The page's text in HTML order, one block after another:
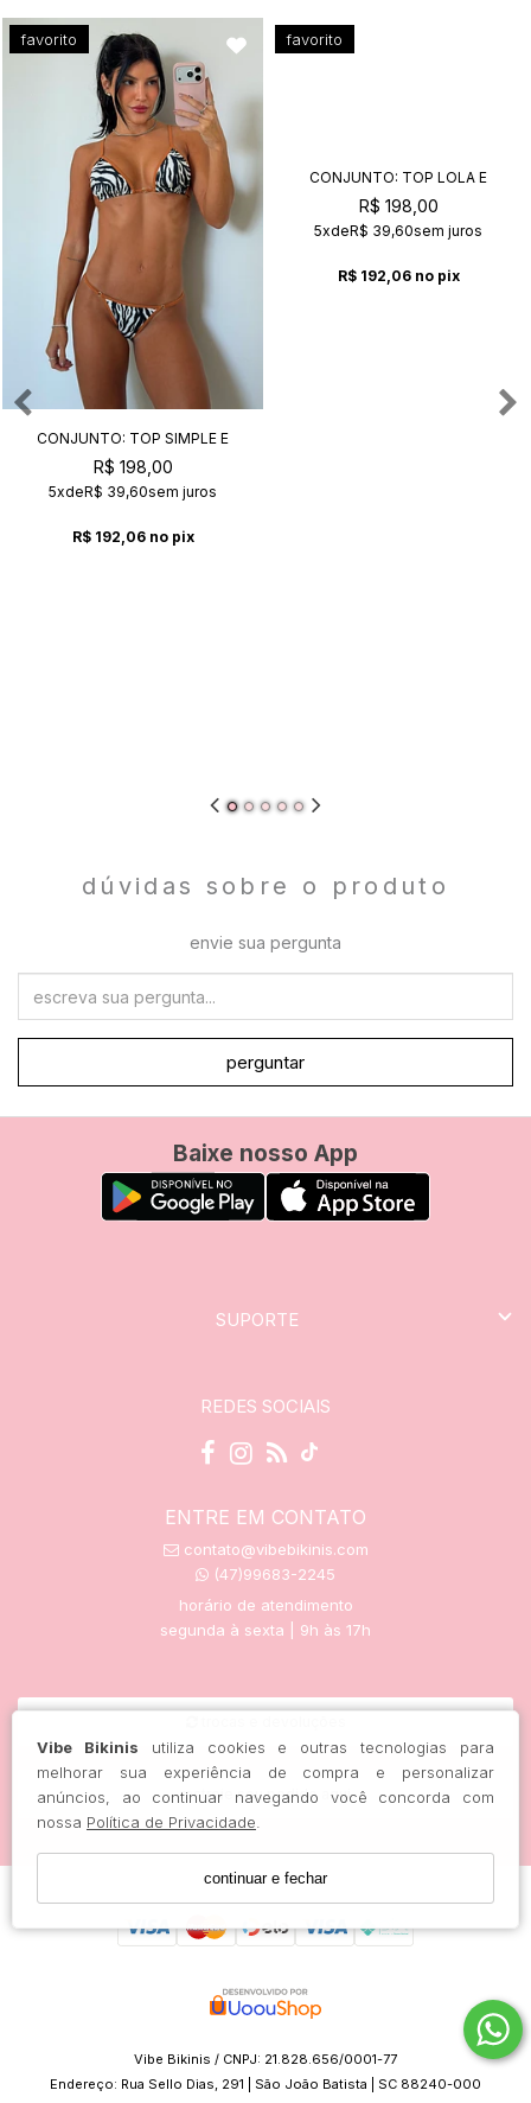
Vibe Bikinis utiliza cookies e outras tecnologias para
melhorar sua experiência de compra e personalizar
anúncios, ao continuar navegando você concorda com
nossa Política de Privacidade
continuar e fechar
favorito
CONJUNTO: TOP SIMPLE E
CALCINHA SUZY SAFARI
R$ 198,00
5xdeR$ 39,60sem juros
R$ 192,06 no pix
favorito
CONJUNTO: TOP LOLA E
CALCINHA KIM VANILLA+CAFÉ
R$ 198,00
5xdeR$ 39,60sem juros
R$ 192,06 no pix
dúvidas sobre o produto
envie sua pergunta
perguntar
Baixe nosso App
SUPORTE
REDES SOCIAIS
ENTRE EM CONTATO
contato@vibebikinis.com
(47)99683-2245
horário de atendimento
segunda à sexta | 9h às 17h
rastreie seu pedido aqui
Vibe Bikinis / CNPJ: 21.828.656/0001-77
Endereço: Rua Sello Dias, 291 | São João Batista | SC 88240-000